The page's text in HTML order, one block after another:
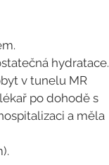
hydratace.
v tunelu MR
po dohodě s
a měla